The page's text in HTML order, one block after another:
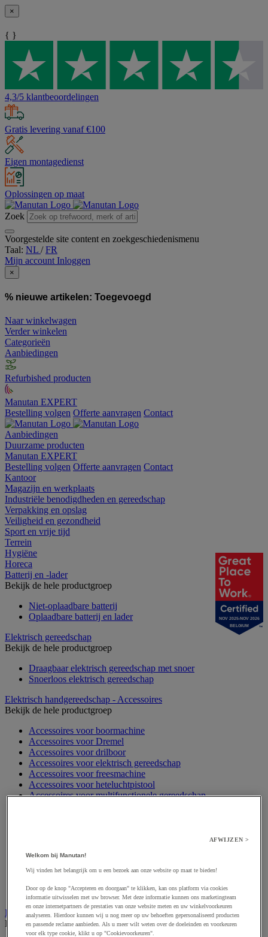
×
{ }
4,3/5 klantbeoordelingen
Gratis levering vanaf €100
Eigen montagedienst
Oplossingen op maat
Zoek
Voorgestelde site content en zoekgeschiedenismenu
Taal: NL /FR
Mijn account Inloggen
×
% nieuwe artikelen: Toegevoegd
Naar winkelwagen
Verder winkelen
Categorieën
Aanbiedingen
Refurbished producten
Manutan EXPERT
Bestelling volgen Offerte aanvragen Contact
Aanbiedingen
Duurzame producten
Manutan EXPERT
Bestelling volgen Offerte aanvragen Contact
Kantoor
Magazijn en werkplaats
Industriële benodigdheden en gereedschap
Verpakking en opslag
Veiligheid en gezondheid
Sport en vrije tijd
Terrein
Hygiëne
Horeca
Batterij en -lader
Bekijk de hele productgroep
Niet-oplaadbare batterij
Oplaadbare batterij en lader
Elektrisch gereedschap
Bekijk de hele productgroep
Draagbaar elektrisch gereedschap met snoer
Snoerloos elektrisch gereedschap
Elektrisch handgereedschap - Accessoires
Bekijk de hele productgroep
Accessoires voor boormachine
Accessoires voor Dremel
Accessoires voor drilboor
Accessoires voor elektrisch gereedschap
Accessoires voor freesmachine
Accessoires voor heteluchtpistool
Accessoires voor multifunctionele gereedschap
Accessoires voor snij- en snoeigereedschap
Accessoires voor snij-schuurmachine
Accessoires voor zaag
Elektrische toebehoren en verlichting
Bekijk de hele productgroep
NOV 2025-NOV 2026
BELGIUM
AFWIJZEN >
Welkom bij Manutan!
Wij vinden het belangrijk om u een bezoek aan onze website op maat te bieden!
Door op de knop "Accepteren en doorgaan" te klikken, kan ons platform via cookies
informatie uitwisselen met uw browser. Met deze informatie kunnen ons marketingteam
en onze internetpartners de prestaties van onze website meten en uw winkelvoorkeuren
analyseren. Hierdoor kunnen wij u nog meer op uw behoeften gepersonaliseerd producten
en passende reclame aanbieden. Als u meer wilt weten over de doeleinden en voorkeuren
voor elk type cookie, klikt u op "Cookievoorkeuren".